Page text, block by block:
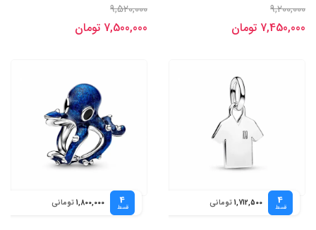
9,200,000
7,450,000 تومان
9,520,000
7,500,000 تومان
4
قسط 1,712,500 تومانی 4
قسط 1,800,000 تومانی